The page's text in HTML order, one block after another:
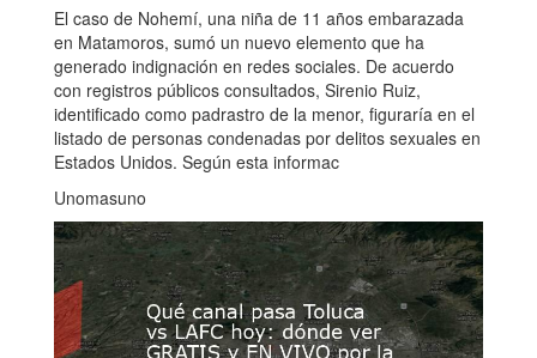
El caso de Nohemí, una niña de 11 años embarazada
en Matamoros, sumó un nuevo elemento que ha
generado indignación en redes sociales. De acuerdo
con registros públicos consultados, Sirenio Ruiz,
identificado como padrastro de la menor, figuraría en el
listado de personas condenadas por delitos sexuales en
Estados Unidos. Según esta informac
Unomasuno